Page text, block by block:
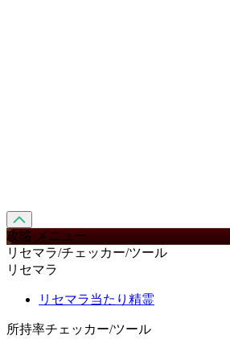
攻略 メニュー
リセマラ/チェッカー/ツール
リセマラ
リセマラ当たり精霊
所持率チェッカー/ツール